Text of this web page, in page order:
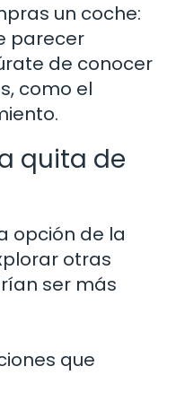
un coche:
parecer
de conocer
como el
quita de
opción de la
otras
ser más
que